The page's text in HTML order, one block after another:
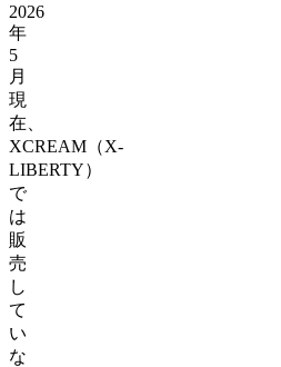
2026
年
5
月
現
在、
XCREAM（X-
LIBERTY）
で
は
販
売
し
て
い
な